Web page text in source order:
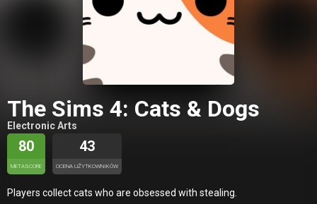
The Sims 4: Cats & Dogs
Electronic Arts
80
METASCORE
43
OCENA UŻYTKOWNIKÓW
Players collect cats who are obsessed with stealing.